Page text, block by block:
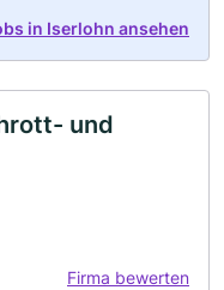
in Iserlohn ansehen
und
Firma bewerten